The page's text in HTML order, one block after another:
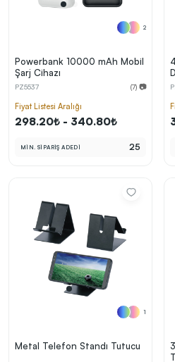
2
Powerbank 10000 mAh Mobil
Şarj Cihazı
PZ5537 (7) 📷
Fiyat Listesi Aralığı
298.20₺ - 340.80₺
MİN. SİPARİŞ ADEDİ 25
1
Metal Telefon Standı Tutucu